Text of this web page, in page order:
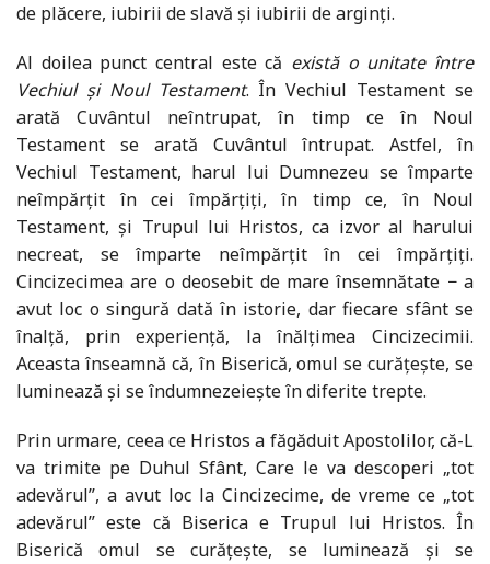
de plăcere, iubirii de slavă și iubirii de arginți.
Al doilea punct central este că există o unitate între
Vechiul și Noul Testament. În Vechiul Testament se
arată Cuvântul neîntrupat, în timp ce în Noul
Testament se arată Cuvântul întrupat. Astfel, în
Vechiul Testament, harul lui Dumnezeu se împarte
neîmpărțit în cei împărțiți, în timp ce, în Noul
Testament, și Trupul lui Hristos, ca izvor al harului
necreat, se împarte neîmpărțit în cei împărțiți.
Cincizecimea are o deosebit de mare însemnătate − a
avut loc o singură dată în istorie, dar fiecare sfânt se
înalță, prin experiență, la înălțimea Cincizecimii.
Aceasta înseamnă că, în Biserică, omul se curățește, se
luminează și se îndumnezeiește în diferite trepte.
Prin urmare, ceea ce Hristos a făgăduit Apostolilor, că-L
va trimite pe Duhul Sfânt, Care le va descoperi „tot
adevărul”, a avut loc la Cincizecime, de vreme ce „tot
adevărul” este că Biserica e Trupul lui Hristos. În
Biserică omul se curățește, se luminează și se